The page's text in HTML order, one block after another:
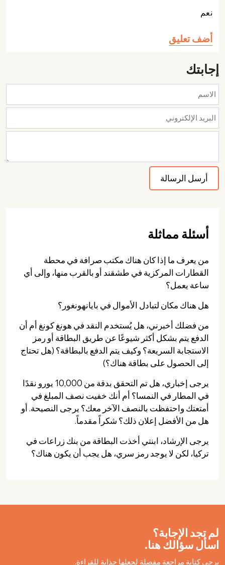
نعم
أضف تعليق
إجابتك
أسئلة مماثلة
من يعرف ما إذا كان هناك مكتب صرافة في محطة
القطارات المركزية في طشقند أو بالقرب منها، وإلى أي
ساعة يعمل؟
هل هناك مكان لتبادل الأموال في بايانهونغور؟
من فضلك أخبرني، هل يُستخدم النقد في هونغ كونغ أم أن
الدفع يتم بشكل أكثر شيوعًا عن طريق البطاقة أو رمز
الاستجابة السريعة؟ وكيف يتم الدفع بالبطاقة؟ (هل تحتاج
إلى الحصول على بطاقة هناك؟)
يرجى إخباري، هل تم التحقق بدقة من 10,000 يورو نقدًا
في المطار في النمسا؟ أم أنك خفيت نصف المبلغ في
أمتعتك واحتفظت بالنصف الآخر معك؟ يرجى النصيحة. أو
هل من الأفضل إعلان ذلك؟ شكراً مقدماً.
يرجى الإرشاد، ابنتي أخذت البطاقة من بنك زراعات في
تركيا، لكن لا يوجد رمز سري، هل يجب أن يكون هناك؟
لم تجد الإجابة؟
اسأل سؤالك هنا.
يرجى كتابة مراجعة مفصلة لجعلها جذابة للقراءة.